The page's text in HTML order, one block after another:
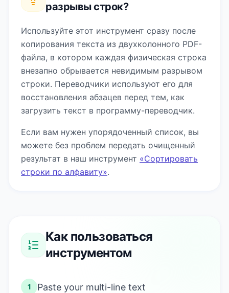
разрывы строк?
Используйте этот инструмент сразу после
копирования текста из двухколонного PDF-
файла, в котором каждая физическая строка
внезапно обрывается невидимым разрывом
строки. Переводчики используют его для
восстановления абзацев перед тем, как
загрузить текст в программу-переводчик.
Если вам нужен упорядоченный список, вы
можете без проблем передать очищенный
результат в наш инструмент «Сортировать
строки по алфавиту».
Как пользоваться
инструментом
1 Paste your multi-line text